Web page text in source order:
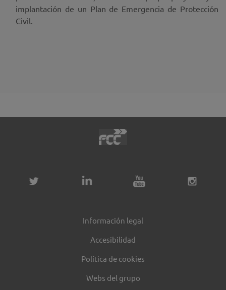
implantación de un Plan de Emergencia de Protección
Civil.
Información legal
Accesibilidad
Política de cookies
Webs del grupo